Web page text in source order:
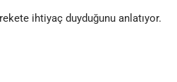
ihtiyaç duyduğunu anlatıyor.